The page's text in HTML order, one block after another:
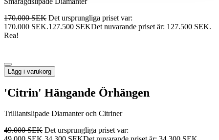
170.000SEK Det ursprungliga priset var:
170.000 SEK.127.500 SEKDet nuvarande priset är: 127.500 SEK.
Rea!
Lägg i varukorg
'Citrin' Hängande Örhängen
Trilliantslipade Diamanter och Citriner
49.000SEK Det ursprungliga priset var: